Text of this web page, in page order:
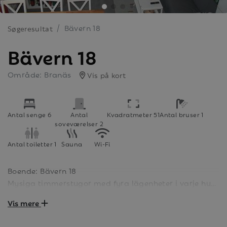
Søgeresultat Bävern 18
Bävern 18
Område: Branäs Vis på kort
Antal senge 6
Antal
soveværelser 2
Kvadratmeter 51Antal bruser 1
Antal toiletter 1 Sauna Wi-Fi
Boende: Bävern 18
Mysiga timmerstugor med fyra lägenheter i varje hus.
allrum. Badrummet har WC, dusch och bastu.
Vis mere